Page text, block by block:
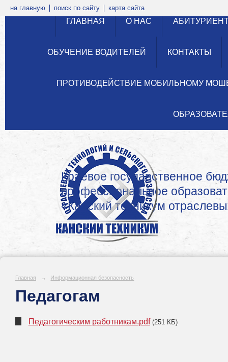
на главную поиск по сайту карта сайта
ГЛАВНАЯ О НАС
ОБУЧЕНИЕ ВОДИТЕЛЕЙ КОНТАКТЫ
ПРОТИВОДЕЙСТВИЕ МОБИЛЬНОМУ
Краевое государственное
профессиональное
«Канский техникум
Главная → Информационная безопасность
Педагогам
Педагогическим работникам.pdf (251 КБ)